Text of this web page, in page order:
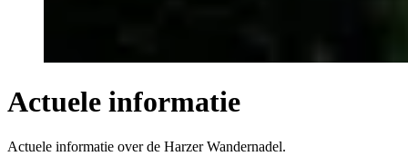
Actuele informatie
Actu­e­le infor­ma­tie over de Har­zer Wandernadel.